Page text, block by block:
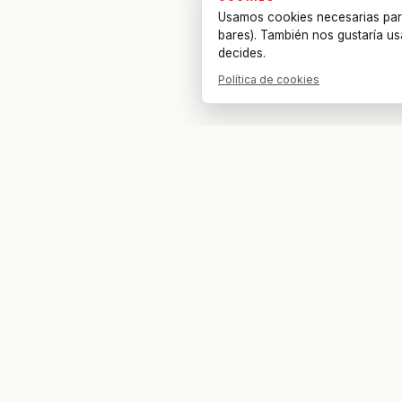
Usamos cookies necesarias
bares). También nos gustaría
decides.
Política de cookies